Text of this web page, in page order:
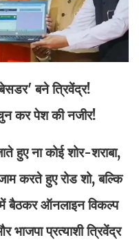
बने त्रिवेंद्र!
कर पेश की नजीर!
हुए ना कोई शोर-शराबा,
करते हुए रोड शो, बल्कि
में बैठकर ऑनलाइन विकल्प
प्रत्याशी त्रिवेंद्र